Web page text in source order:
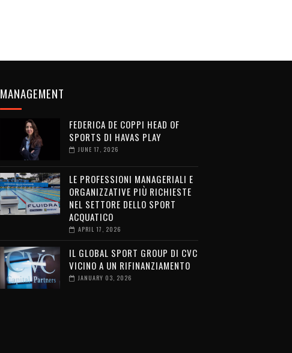
MANAGEMENT
FEDERICA DE COPPI HEAD OF
SPORTS DI HAVAS PLAY
JUNE 17, 2026
LE PROFESSIONI MANAGERIALI E
ORGANIZZATIVE PIÙ RICHIESTE
NEL SETTORE DELLO SPORT
ACQUATICO
APRIL 17, 2026
IL GLOBAL SPORT GROUP DI CVC
VICINO A UN RIFINANZIAMENTO
JANUARY 03, 2026